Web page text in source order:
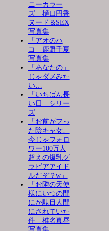
ニーカラー
ズ」樋口円香
ヌード＆SEX
写真集
「アオのハ
コ」鹿野千夏
写真集
「あなたの」
じゃダメみた
い…
「いちばん長
い日」シリー
ズ
「お前がフっ
た陰キャ女、
今じゃフォロ
ワー100万人
超えの爆乳グ
ラビアアイド
ルだぞ？w」
「お隣の天使
様にいつの間
にか駄目人間
にされていた
件」椎名真昼
写真集